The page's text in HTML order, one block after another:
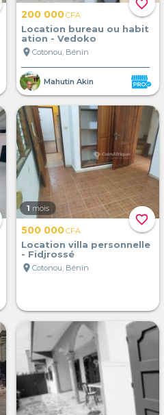
favorite_border
200 000CFA
Location bureau ou habit
ation - Vedoko
location_on Cotonou, Bénin
Mahutin Akin
favorite_border
1 mois
500 000CFA
Location villa personnelle
- Fidjrossé
location_on Cotonou, Bénin